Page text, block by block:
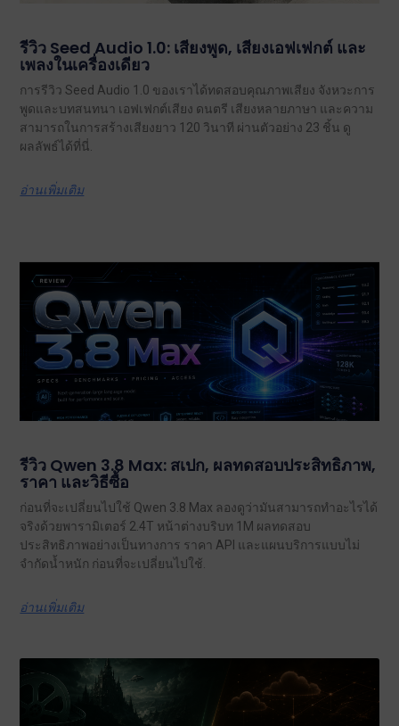
รีวิว Seed Audio 1.0: เสียงพูด, เสียงเอฟเฟกต์ และ
เพลงในเครื่องเดียว
การรีวิว Seed Audio 1.0 ของเราได้ทดสอบคุณภาพเสียง จังหวะการ
พูดและบทสนทนา เอฟเฟกต์เสียง ดนตรี เสียงหลายภาษา และความ
สามารถในการสร้างเสียงยาว 120 วินาที ผ่านตัวอย่าง 23 ชิ้น ดู
ผลลัพธ์ได้ที่นี่.
อ่านเพิ่มเติม
รีวิว Qwen 3.8 Max: สเปก, ผลทดสอบประสิทธิภาพ,
ราคา และวิธีซื้อ
ก่อนที่จะเปลี่ยนไปใช้ Qwen 3.8 Max ลองดูว่ามันสามารถทำอะไรได้
จริงด้วยพารามิเตอร์ 2.4T หน้าต่างบริบท 1M ผลทดสอบ
ประสิทธิภาพอย่างเป็นทางการ ราคา API และแผนบริการแบบไม่
จำกัดน้ำหนัก ก่อนที่จะเปลี่ยนไปใช้.
อ่านเพิ่มเติม